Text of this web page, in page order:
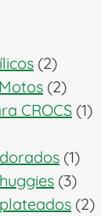
22
22
CROCS 11
11
33
22